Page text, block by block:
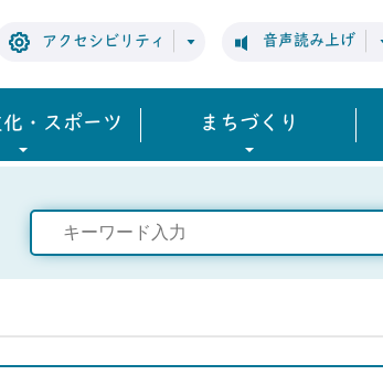
アクセシビリティ 音声読み上げ
・スポーツ まちづくり